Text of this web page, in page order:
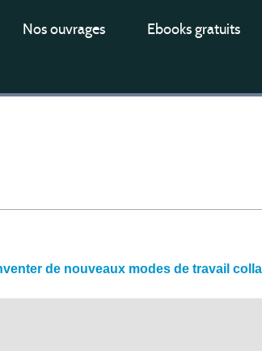
Nos ouvrages Ebooks gratuits
de nouveaux modes de travail